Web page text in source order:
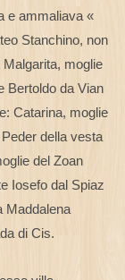
e ammaliava «
Stanchino, non
Malgarita, moglie
Bertoldo da Vian
Catarina, moglie
della vesta
del Zoan
Iosefo dal Spiaz
Maddalena
di Cis.